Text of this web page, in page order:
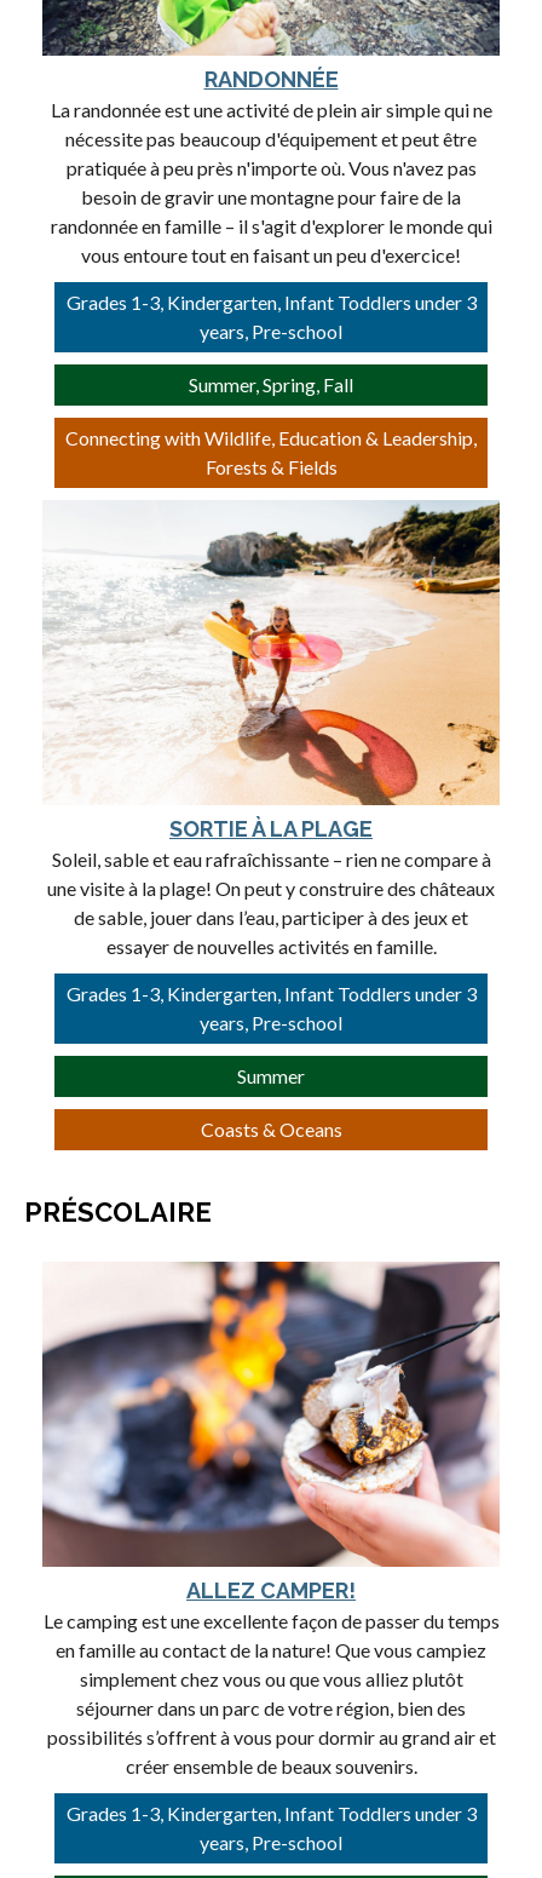
RANDONNÉE
La randonnée est une activité de plein air simple qui ne
nécessite pas beaucoup d'équipement et peut être
pratiquée à peu près n'importe où. Vous n'avez pas
besoin de gravir une montagne pour faire de la
randonnée en famille – il s'agit d'explorer le monde qui
vous entoure tout en faisant un peu d'exercice!
Grades 1-3, Kindergarten, Infant Toddlers under 3
years, Pre-school
Summer, Spring, Fall
Connecting with Wildlife, Education & Leadership,
Forests & Fields
SORTIE À LA PLAGE
Soleil, sable et eau rafraîchissante – rien ne compare à
une visite à la plage! On peut y construire des châteaux
de sable, jouer dans l’eau, participer à des jeux et
essayer de nouvelles activités en famille.
Grades 1-3, Kindergarten, Infant Toddlers under 3
years, Pre-school
Summer
Coasts & Oceans
PRÉSCOLAIRE
ALLEZ CAMPER!
Le camping est une excellente façon de passer du temps
en famille au contact de la nature! Que vous campiez
simplement chez vous ou que vous alliez plutôt
séjourner dans un parc de votre région, bien des
possibilités s’offrent à vous pour dormir au grand air et
créer ensemble de beaux souvenirs.
Grades 1-3, Kindergarten, Infant Toddlers under 3
years, Pre-school